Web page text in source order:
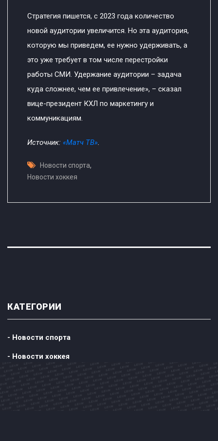
Стратегия пишется, с 2023 года количество
новой аудитории увеличится. Но эта аудитория,
которую мы приведем, ее нужно удерживать, а
это уже требует в том числе перестройки
работы СМИ. Удержание аудитории – задача
куда сложнее, чем ее привлечение», – сказал
вице-президент КХЛ по маркетингу и
коммуникациям.
Источник: «Матч ТВ».
Новости спорта,
Новости хоккея
КАТЕГОРИИ
- Новости спорта
- Новости хоккея